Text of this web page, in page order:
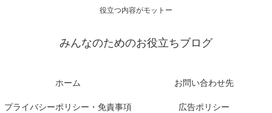
役立つ内容がモットー
みんなのためのお役立ちブログ
ホーム お問い合わせ先
プライバシーポリシー・免責事項 広告ポリシー